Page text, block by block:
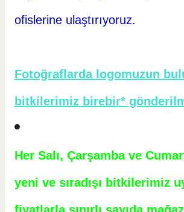
ofislerine ulaştırıyoruz.
Fotoğraflarda logomuzun
bitkilerimiz birebir*
Her Salı, Çarşamba ve
yeni ve sıradışı bitkilerimiz